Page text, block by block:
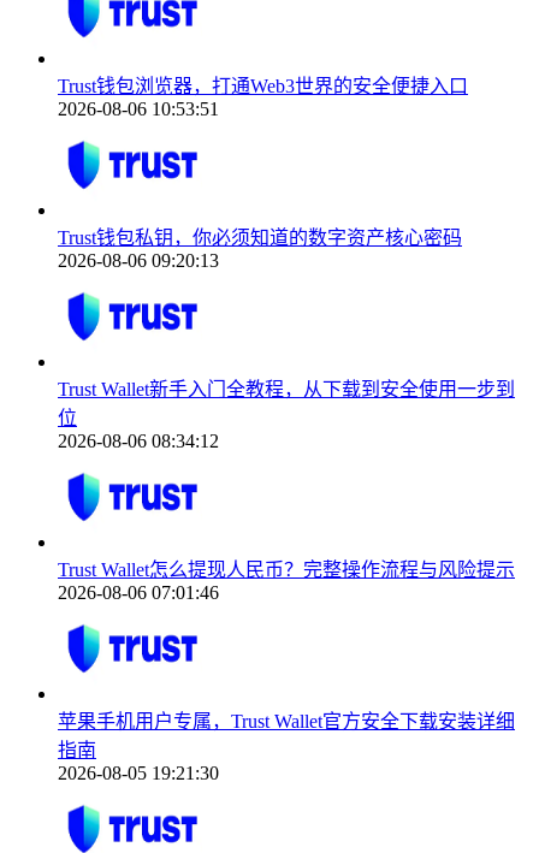
Trust钱包浏览器，打通Web3世界的安全便捷入口
2026-08-06 10:53:51
Trust钱包私钥，你必须知道的数字资产核心密码
2026-08-06 09:20:13
Trust Wallet新手入门全教程，从下载到安全使用一步到
位
2026-08-06 08:34:12
Trust Wallet怎么提现人民币？完整操作流程与风险提示
2026-08-06 07:01:46
苹果手机用户专属，Trust Wallet官方安全下载安装详细
指南
2026-08-05 19:21:30